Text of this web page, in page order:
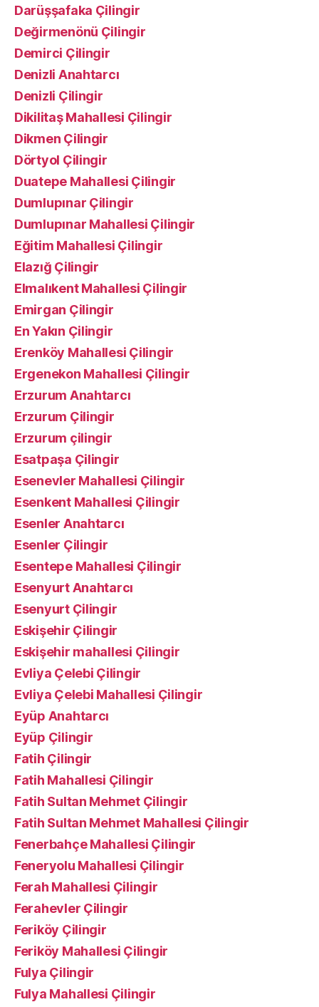
Darüşşafaka Çilingir
Değirmenönü Çilingir
Demirci Çilingir
Denizli Anahtarcı
Denizli Çilingir
Dikilitaş Mahallesi Çilingir
Dikmen Çilingir
Dörtyol Çilingir
Duatepe Mahallesi Çilingir
Dumlupınar Çilingir
Dumlupınar Mahallesi Çilingir
Eğitim Mahallesi Çilingir
Elazığ Çilingir
Elmalıkent Mahallesi Çilingir
Emirgan Çilingir
En Yakın Çilingir
Erenköy Mahallesi Çilingir
Ergenekon Mahallesi Çilingir
Erzurum Anahtarcı
Erzurum Çilingir
Erzurum çilingir
Esatpaşa Çilingir
Esenevler Mahallesi Çilingir
Esenkent Mahallesi Çilingir
Esenler Anahtarcı
Esenler Çilingir
Esentepe Mahallesi Çilingir
Esenyurt Anahtarcı
Esenyurt Çilingir
Eskişehir Çilingir
Eskişehir mahallesi Çilingir
Evliya Çelebi Çilingir
Evliya Çelebi Mahallesi Çilingir
Eyüp Anahtarcı
Eyüp Çilingir
Fatih Çilingir
Fatih Mahallesi Çilingir
Fatih Sultan Mehmet Çilingir
Fatih Sultan Mehmet Mahallesi Çilingir
Fenerbahçe Mahallesi Çilingir
Feneryolu Mahallesi Çilingir
Ferah Mahallesi Çilingir
Ferahevler Çilingir
Feriköy Çilingir
Feriköy Mahallesi Çilingir
Fulya Çilingir
Fulya Mahallesi Çilingir